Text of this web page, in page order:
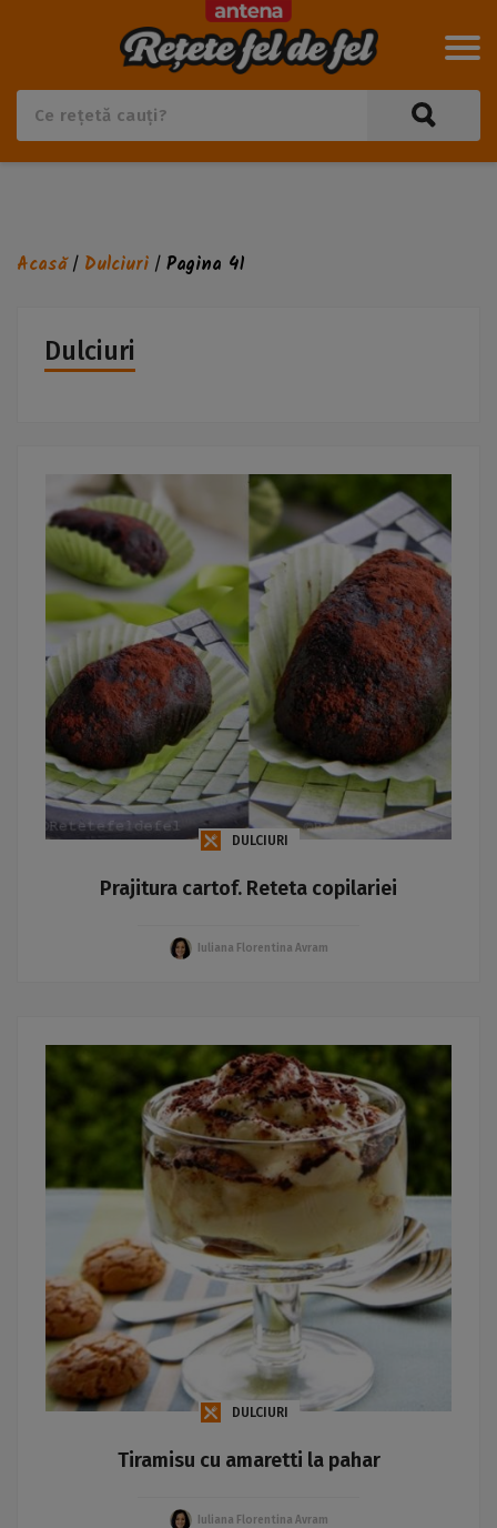
Acasă/ Dulciuri / Pagina 41
Dulciuri
DULCIURI
Prajitura cartof. Reteta copilariei
Iuliana Florentina Avram
DULCIURI
Tiramisu cu amaretti la pahar
Iuliana Florentina Avram